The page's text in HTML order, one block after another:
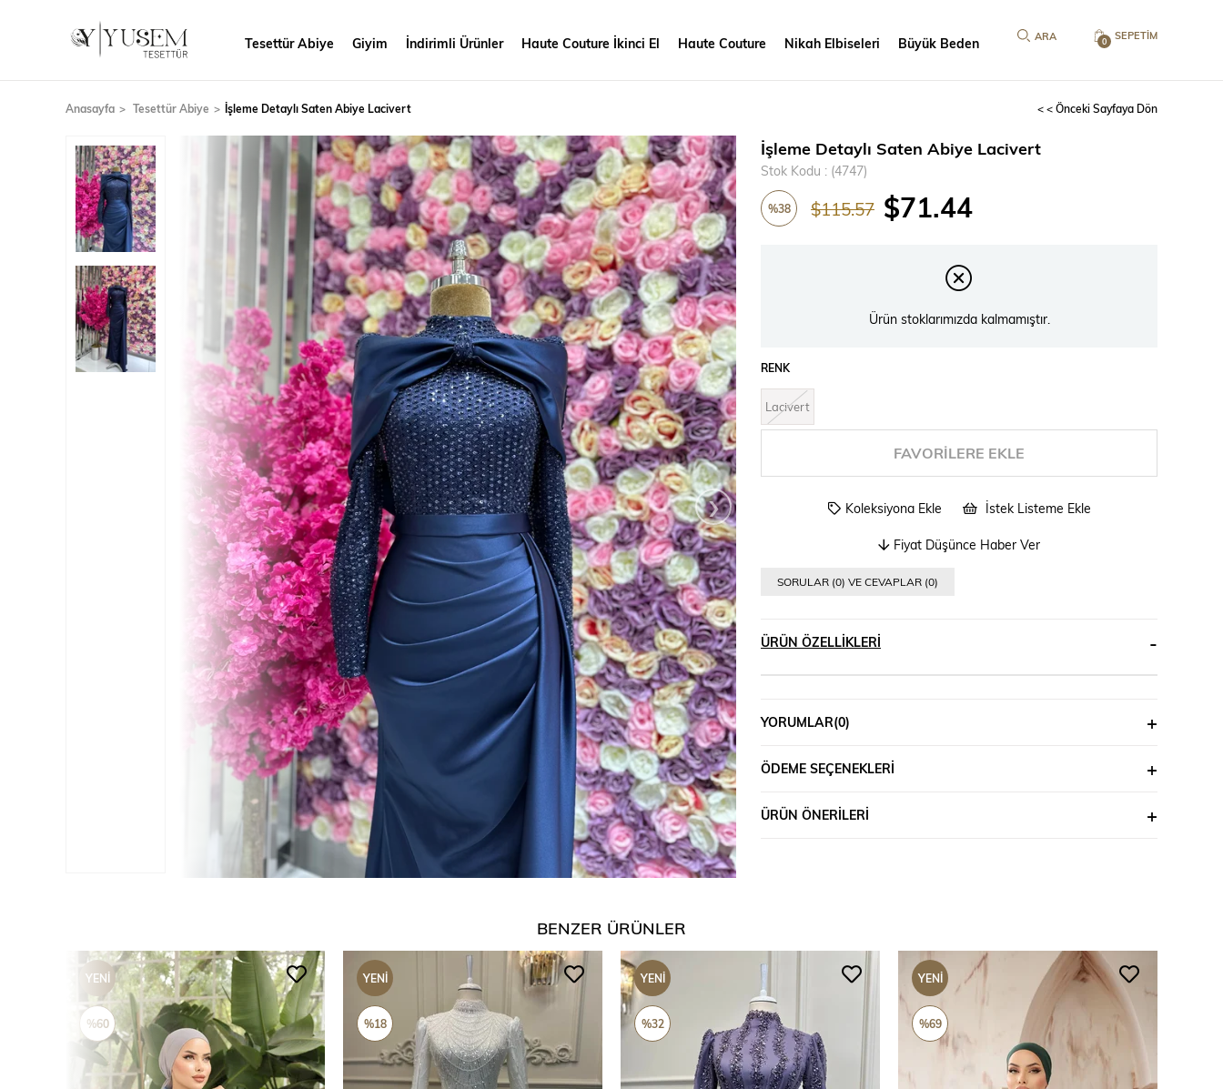
SEPETIM
0
Tesettür Abiye Giyim İndirimli Ürünler Haute Couture İkinci El Haute Couture Nikah Elbiseleri Büyük Beden
Anasayfa Tesettür Abiye İşleme Detaylı Saten Abiye Lacivert < < Önceki Sayfaya Dön
›
İşleme Detaylı Saten Abiye Lacivert
Stok Kodu (4747)
%38 $115.57 $71.44
Ürün stoklarımızda kalmamıştır.
RENK
Lacivert
FAVORILERE EKLE
Koleksiyona Ekle İstek Listeme Ekle
Fiyat Düşünce Haber Ver
SORULAR (0) VE CEVAPLAR (0)
ÜRÜN ÖZELLIKLERI
YORUMLAR(0)
ÖDEME SEÇENEKLERI
ÜRÜN ÖNERILERI
BENZER ÜRÜNLER
YENI
ÜRÜN
%60
YENI
ÜRÜN
%18
YENI
ÜRÜN
%32
YENI
ÜRÜN
%69